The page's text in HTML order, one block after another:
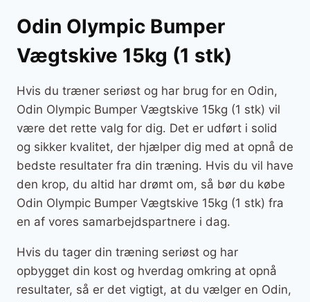
Odin Olympic Bumper
Vægtskive 15kg (1 stk)
Hvis du træner seriøst og har brug for en Odin,
Odin Olympic Bumper Vægtskive 15kg (1 stk) vil
være det rette valg for dig. Det er udført i solid
og sikker kvalitet, der hjælper dig med at opnå de
bedste resultater fra din træning. Hvis du vil have
den krop, du altid har drømt om, så bør du købe
Odin Olympic Bumper Vægtskive 15kg (1 stk) fra
en af vores samarbejdspartnere i dag.
Hvis du tager din træning seriøst og har
opbygget din kost og hverdag omkring at opnå
resultater, så er det vigtigt, at du vælger en Odin,